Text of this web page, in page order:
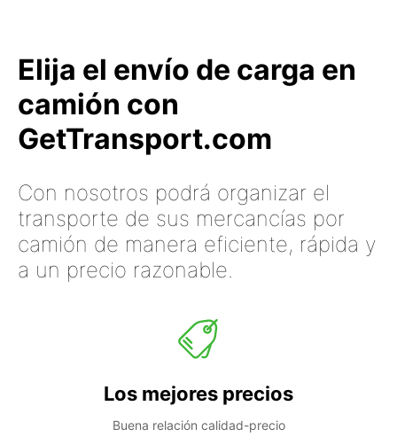
Elija el envío de carga en
camión con
GetTransport.com
Con nosotros podrá organizar el
transporte de sus mercancías por
camión de manera eficiente, rápida y
a un precio razonable.
Los mejores precios
Buena relación calidad-precio